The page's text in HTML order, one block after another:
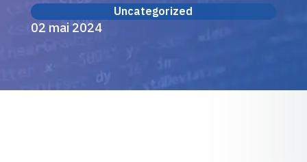
Uncategorized
02 mai 2024